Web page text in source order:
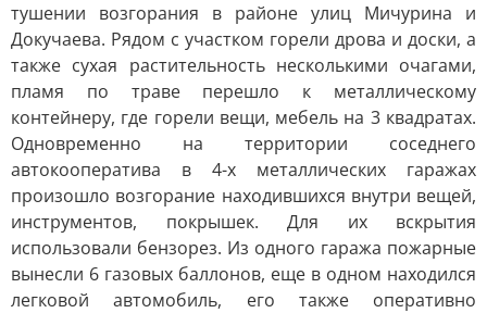
тушении возгорания в районе улиц Мичурина и
Докучаева. Рядом с участком горели дрова и доски, а
также сухая растительность несколькими очагами,
пламя по траве перешло к металлическому
контейнеру, где горели вещи, мебель на 3 квадратах.
Одновременно на территории соседнего
автокооператива в 4-х металлических гаражах
произошло возгорание находившихся внутри вещей,
инструментов, покрышек. Для их вскрытия
использовали бензорез. Из одного гаража пожарные
вынесли 6 газовых баллонов, еще в одном находился
легковой автомобиль, его также оперативно